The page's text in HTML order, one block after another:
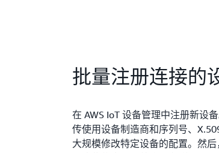
批量注册连接的
在 AWS IoT 设备管理中注册新设
传使用设备制造商和序列号、
大规模修改特定设备的配置。然